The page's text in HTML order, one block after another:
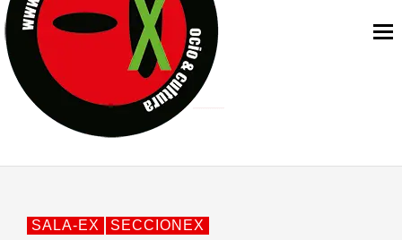
MILITARES JUDÍAS EN #EXVITA
D’BALDOMEROS REINVENTAN [BITÁCORA 3.0] EN EXVITA
MARSHALL FLASH PRESENTA EN EXVITA [RELATIVA
JOFRE BARDAGÍ EN EXVITA INTERPRETANDO A SERRAT
SALA-EX SECCIONEX